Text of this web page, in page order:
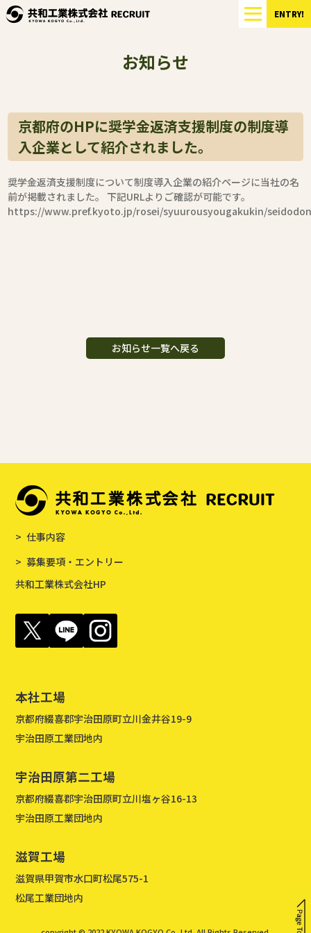
ENTRY!
お知らせ
京都府のHPに奨学金返済支援制度の制度導
入企業として紹介されました。
奨学金返済支援制度について制度導入企業の紹介ページに当社の名
前が掲載されました。 下記URLよりご確認が可能です。
https://www.pref.kyoto.jp/rosei/syuurousyougakukin/
お知らせ一覧へ戻る
仕事内容
募集要項・エントリー
共和工業株式会社HP
本社工場
京都府綴喜郡宇治田原町立川金井谷19-9
宇治田原工業団地内
宇治田原第二工場
京都府綴喜郡宇治田原町立川塩ヶ谷16-13
宇治田原工業団地内
滋賀工場
滋賀県甲賀市水口町松尾575-1
松尾工業団地内